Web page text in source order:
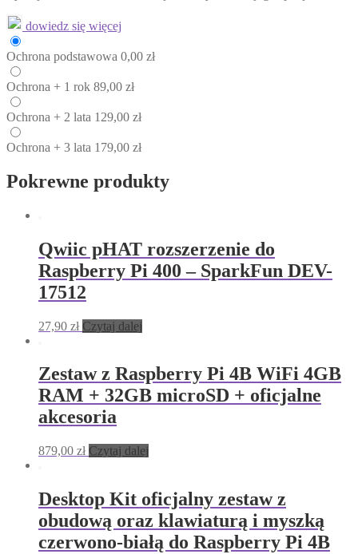
dowiedz się więcej
Ochrona podstawowa 0,00 zł
Ochrona + 1 rok 89,00 zł
Ochrona + 2 lata 129,00 zł
Ochrona + 3 lata 179,00 zł
Pokrewne produkty
Qwiic pHAT rozszerzenie do
Raspberry Pi 400 – SparkFun DEV-
17512
27,90 zł Czytaj dalej
Zestaw z Raspberry Pi 4B WiFi 4GB
RAM + 32GB microSD + oficjalne
akcesoria
879,00 zł Czytaj dalej
Desktop Kit oficjalny zestaw z
obudową oraz klawiaturą i myszką
czerwono-białą do Raspberry Pi 4B